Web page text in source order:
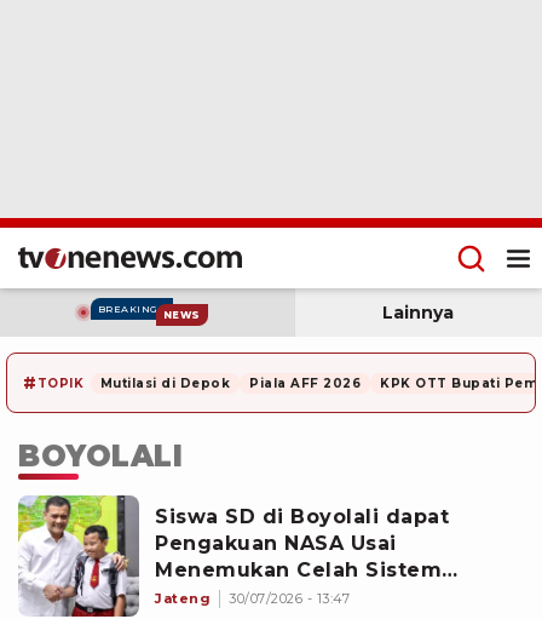
BREAKING NEWS Lainnya
# TOPIK Mutilasi di Depok Piala AFF 2026 KPK OTT Bupati
BOYOLALI
Siswa SD di Boyolali dapat
Pengakuan NASA Usai
Menemukan Celah Sistem
Keamanannya, Gubernur Jateng
Jateng 30/07/2026 - 13:47